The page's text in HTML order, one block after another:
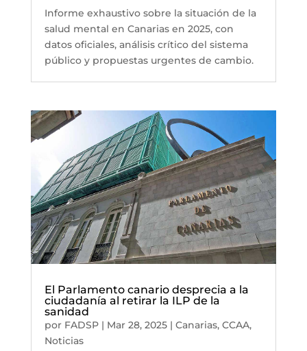
Informe exhaustivo sobre la situación de la
salud mental en Canarias en 2025, con
datos oficiales, análisis crítico del sistema
público y propuestas urgentes de cambio.
El Parlamento canario desprecia a la
ciudadanía al retirar la ILP de la
sanidad
por FADSP| Mar 28, 2025| Canarias, CCAA,
Noticias